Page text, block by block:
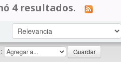
4 resultados.